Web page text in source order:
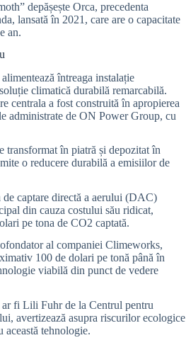
depășește Orca, precedenta
lansată în 2021, care are o capacitate
an.
întreaga instalație
climatică durabilă remarcabilă.
centrala a fost construită în apropierea
administrate de ON Power Group, cu
transformat în piatră și depozitat în
o reducere durabilă a emisiilor de
captare directă a aerului (DAC)
din cauza costului său ridicat,
pe tona de CO2 captată.
al companiei Climeworks,
100 de dolari pe tonă până în
viabilă din punct de vedere
fi Lili Fuhr de la Centrul pentru
avertizează asupra riscurilor ecologice
această tehnologie.